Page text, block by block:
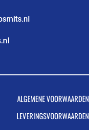
ALGEMENE VOORWAARDEN
LEVERINGSVOORWAARDEN